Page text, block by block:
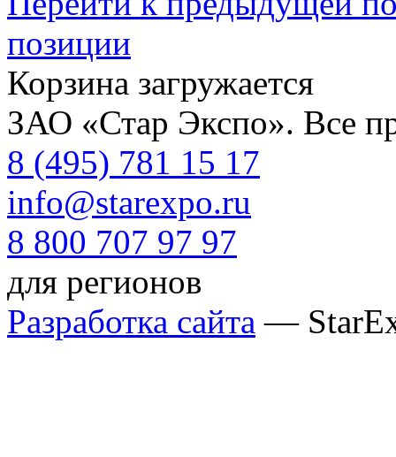
позиции
Корзина загружается
ЗАО «Стар Экспо». Все
8 (495) 781 15 17
info@starexpo.ru
8 800 707 97 97
для регионов
Разработка сайта —